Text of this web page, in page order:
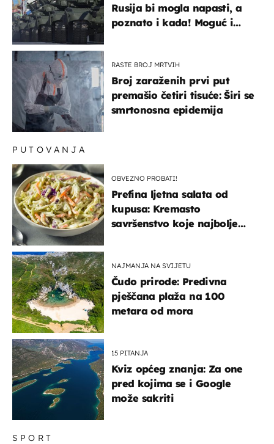
Rusija bi mogla napasti, a
poznato i kada! Moguć i
RASTE BROJ MRTVIH
Broj zaraženih prvi put
premašio četiri tisuće: Širi se
smrtonosna epidemija
SPORT
PUTOVANJA
OBVEZNO PROBATI!
Prefina ljetna salata od
kupusa: Kremasto
savršenstvo koje najbolje
NAJMANJA NA SVIJETU
Čudo prirode: Predivna
pješčana plaža na 100
metara od mora
15 PITANJA
Kviz općeg znanja: Za one
pred kojima se i Google
može sakriti